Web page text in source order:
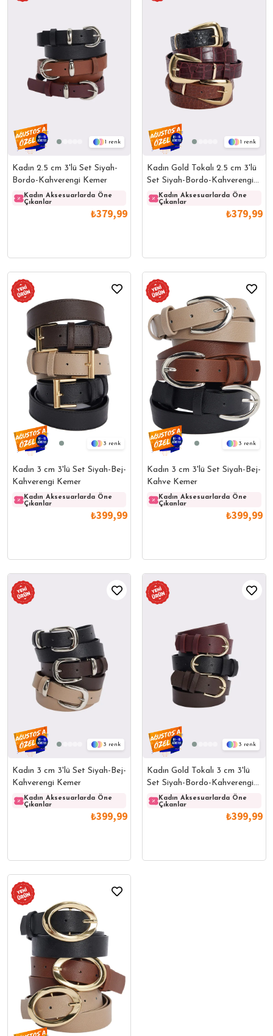
1
Kadın 2.5 cm 3'lü Set Siyah-
Bordo-Kahverengi Kemer
Kadın Aksesuarlarda Öne
Çıkanlar
Kadın Aksesuarlarda Öne
Çıkanlar
₺379,99
1
Kadın Gold Tokalı 2.5 cm 3'lü
Set Siyah-Bordo-Kahverengi
KemerKadın Aksesuarlarda Öne
Çıkanlar
₺379,99
3
Kadın 3 cm 3'lü Set Siyah-Bej-
Kahverengi Kemer
Kadın Aksesuarlarda Öne
Çıkanlar
Kadın Aksesuarlarda Öne
Çıkanlar
₺399,99
3
Kadın 3 cm 3'lü Set Siyah-Bej-
Kahve Kemer
Kadın Aksesuarlarda Öne
Çıkanlar
₺399,99
3
Kadın 3 cm 3'lü Set Siyah-Bej-
Kahverengi Kemer
Kadın Aksesuarlarda Öne
Çıkanlar
Kadın Aksesuarlarda Öne
Çıkanlar
₺399,99
3
Kadın Gold Tokalı 3 cm 3'lü
Set Siyah-Bordo-Kahverengi
KemerKadın Aksesuarlarda Öne
Çıkanlar
₺399,99